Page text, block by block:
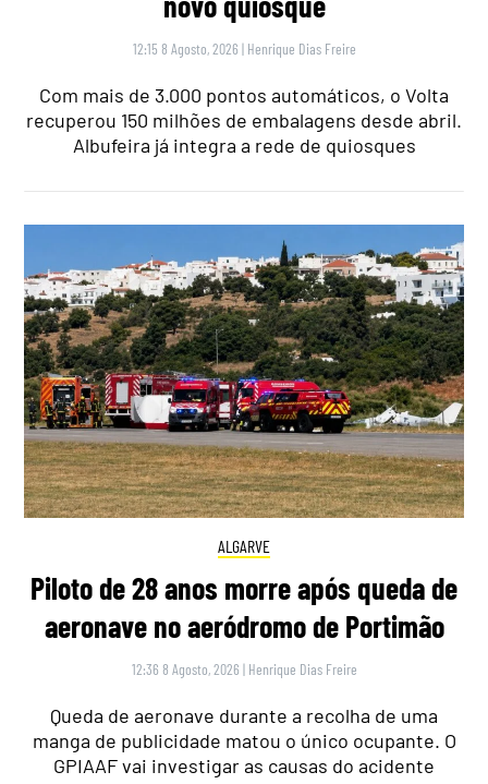
12:15 8 Agosto, 2026 | Henrique Dias Freire
Com mais de 3.000 pontos automáticos, o Volta
recuperou 150 milhões de embalagens desde abril.
Albufeira já integra a rede de quiosques
ALGARVE
Piloto de 28 anos morre após queda de
aeronave no aeródromo de Portimão
12:36 8 Agosto, 2026 | Henrique Dias Freire
Queda de aeronave durante a recolha de uma
manga de publicidade matou o único ocupante. O
GPIAAF vai investigar as causas do acidente